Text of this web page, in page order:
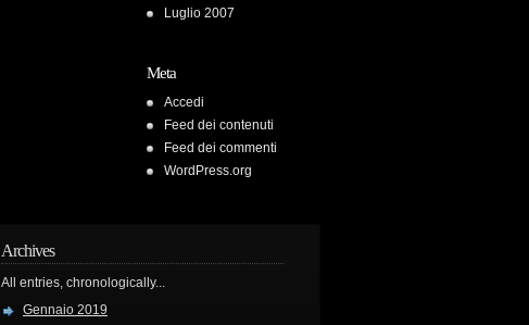
Luglio 2007
Meta
Accedi
Feed dei contenuti
Feed dei commenti
WordPress.org
Archives
All entries, chronologically...
Gennaio 2019